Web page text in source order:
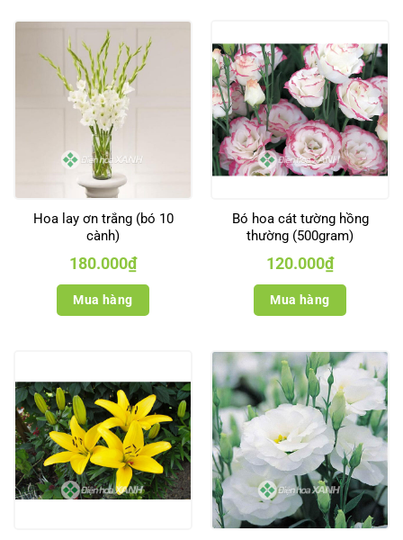
Hoa lay ơn trắng (bó 10
cành)
180.000₫
Mua hàng
Bó hoa cát tường hồng
thường (500gram)
120.000₫
Mua hàng